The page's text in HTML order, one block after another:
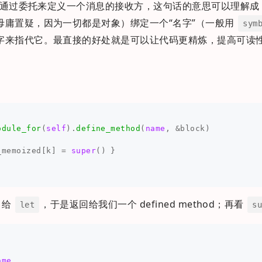
过委托来定义一个消息的接收方，这句话的意思可以理解
置疑，因为一切都是对象）绑定一个“名字”（一般用
指代它。最直接的好处就是可以让代码更精炼，提高可读
( self ).define_method ( name , &block )
k = super() }
let ，于是返回给我们一个 defined method；再看